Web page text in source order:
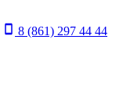
8 (861) 297 44 44